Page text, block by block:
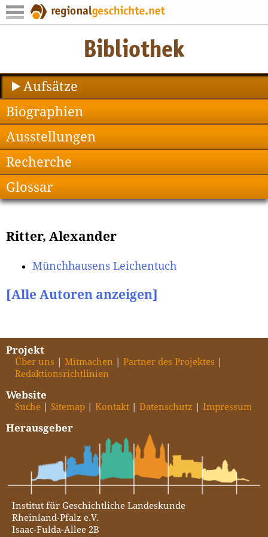
Aufsätze
Biographien
Ausstellungen
Recherche
Glossar
Ritter, Alexander
Münchhausens Leichentuch
[Alle Autoren anzeigen]
Projekt
Über uns Mitmachen
Partner des Projektes
Redaktionsrichtlinien
Website
Suche Sitemap Kontakt Datenschutz Impressum
Herausgeber
Institut für Geschichtliche Landeskunde
Rheinland-Pfalz e.V.
Isaac-Fulda-Allee 2B